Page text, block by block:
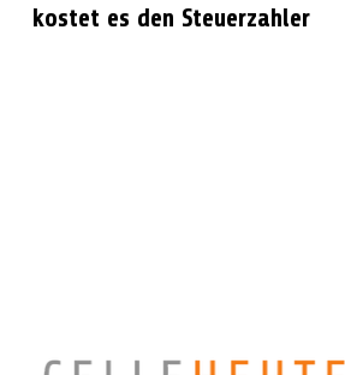
kostet es den Steuerzahler